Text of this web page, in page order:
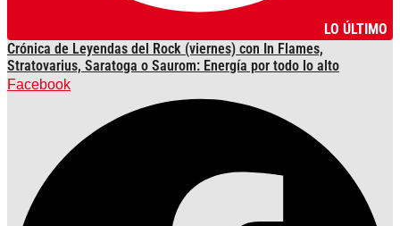
LO ÚLTIMO
Crónica de Leyendas del Rock (viernes) con In Flames,
Stratovarius, Saratoga o Saurom: Energía por todo lo alto
Facebook